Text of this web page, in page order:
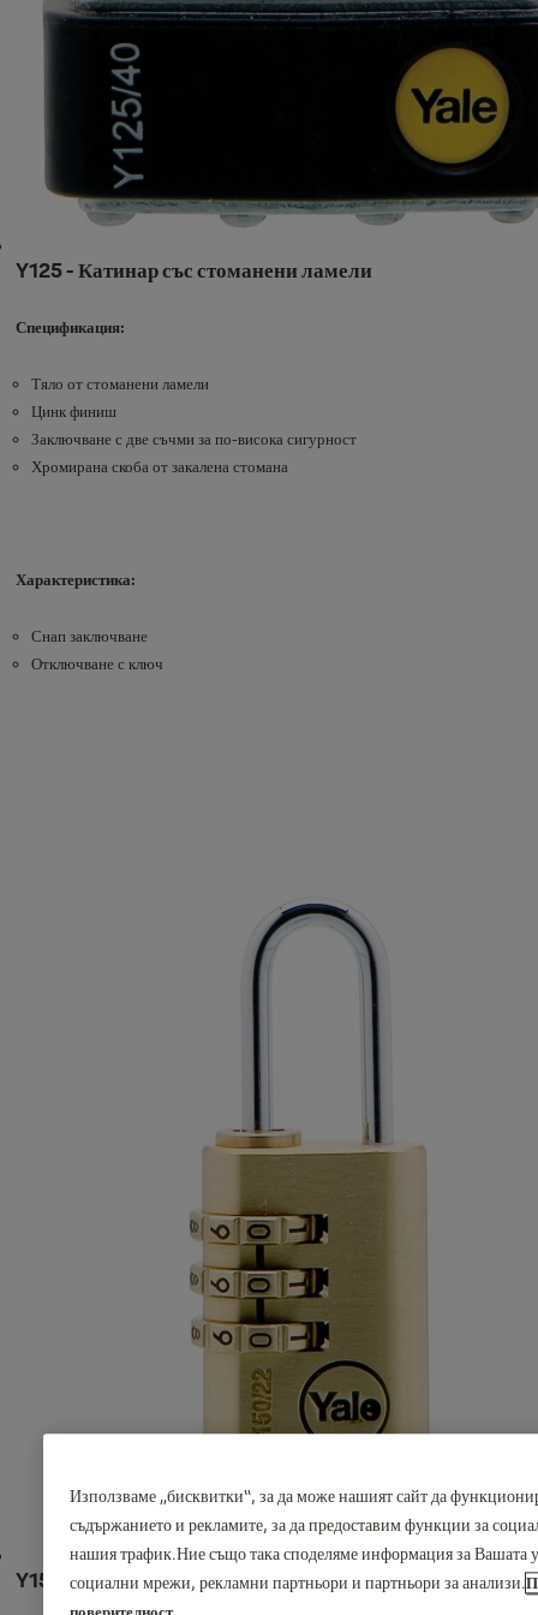
Y125 - Катинар със стоманени ламели
Спецификация:
Тяло от стоманени ламели
Цинк финиш
Заключване с две съчми за по-висока сигурност
Хромирана скоба от закалена стомана
Характеристика:
Снап заключване
Отключване с ключ
Y150 - Катинар месинг с код
Използваме „бисквитки“, за да може нашият сайт да
съдържанието и рекламите, за да предоставим функции за
нашия трафик.Ние също така споделяме информация за Вашата
социални мрежи, рекламни партньори и партньори за анализи.